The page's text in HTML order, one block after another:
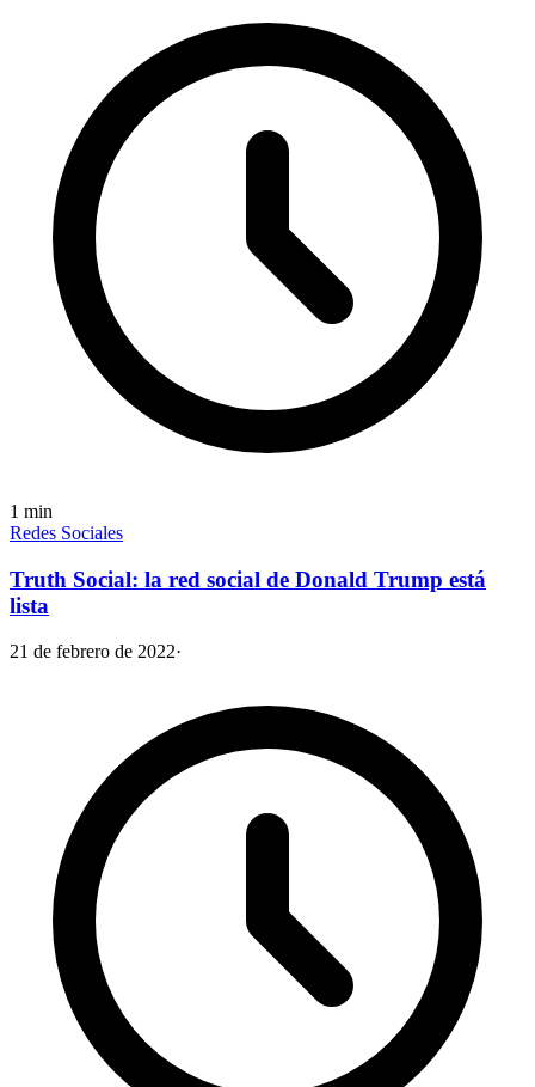
1 min
Redes Sociales
Truth Social: la red social de Donald Trump está
lista
21 de febrero de 2022·